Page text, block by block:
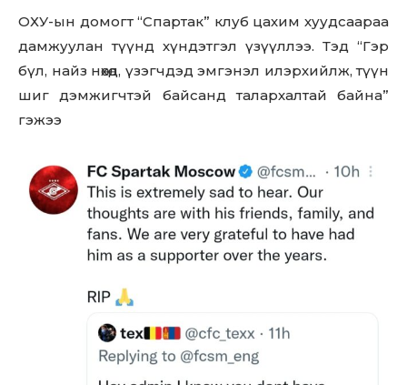
ОХУ-ын домогт “Спартак” клуб цахим хуудсаараа
дамжуулан түүнд хүндэтгэл үзүүллээ. Тэд “Гэр
бүл, найз нөхөд, үзэгчдэд эмгэнэл илэрхийлж, түүн
шиг дэмжигчтэй байсанд талархалтай байна”
гэжээ